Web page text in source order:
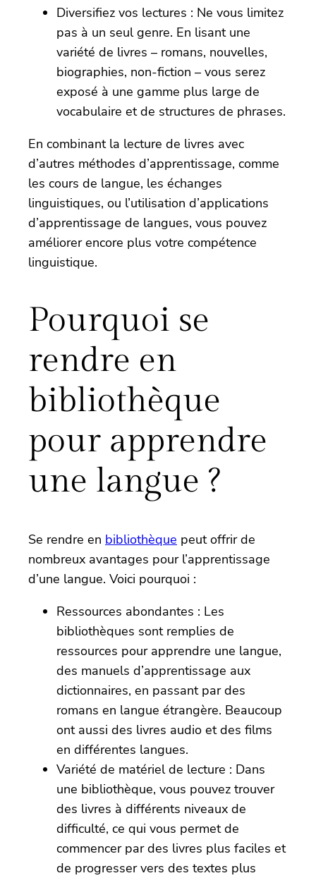
Diversifiez vos lectures : Ne vous limitez
pas à un seul genre. En lisant une
variété de livres – romans, nouvelles,
biographies, non-fiction – vous serez
exposé à une gamme plus large de
vocabulaire et de structures de phrases.
En combinant la lecture de livres avec
d’autres méthodes d’apprentissage, comme
les cours de langue, les échanges
linguistiques, ou l’utilisation d’applications
d’apprentissage de langues, vous pouvez
améliorer encore plus votre compétence
linguistique.
Pourquoi se
rendre en
bibliothèque
pour apprendre
une langue ?
Se rendre en bibliothèque peut offrir de
nombreux avantages pour l’apprentissage
d’une langue. Voici pourquoi :
Ressources abondantes : Les
bibliothèques sont remplies de
ressources pour apprendre une langue,
des manuels d’apprentissage aux
dictionnaires, en passant par des
romans en langue étrangère. Beaucoup
ont aussi des livres audio et des films
en différentes langues.
Variété de matériel de lecture : Dans
une bibliothèque, vous pouvez trouver
des livres à différents niveaux de
difficulté, ce qui vous permet de
commencer par des livres plus faciles et
de progresser vers des textes plus